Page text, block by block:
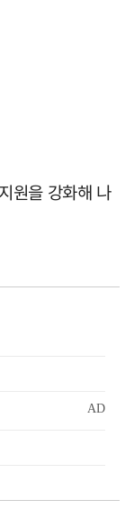
원을 강화해 나